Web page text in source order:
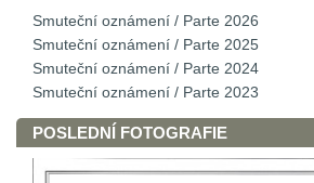
Smuteční oznámení / Parte 2026
Smuteční oznámení / Parte 2025
Smuteční oznámení / Parte 2024
Smuteční oznámení / Parte 2023
POSLEDNÍ FOTOGRAFIE